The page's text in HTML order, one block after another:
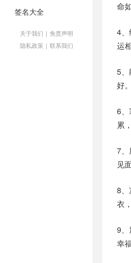
签名大全
关于我们 | 免责声明
隐私政策 | 联系我们
命
4
运
5
好
6
累
7
见
8
衣
9
幸